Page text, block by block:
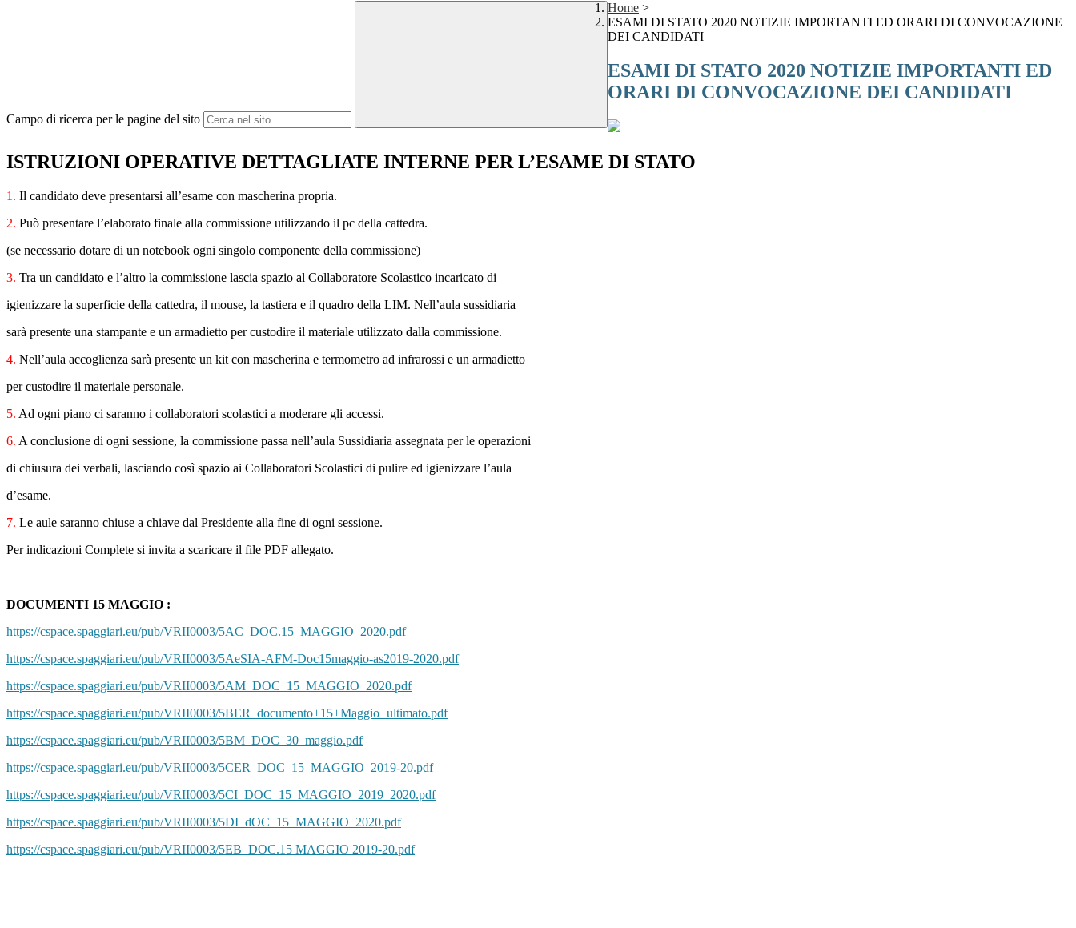
Campo di ricerca per le pagine del sito
Home >
ESAMI DI STATO 2020 NOTIZIE IMPORTANTI ED ORARI DI CONVOCAZIONE
DEI CANDIDATI
ESAMI DI STATO 2020 NOTIZIE IMPORTANTI ED
ORARI DI CONVOCAZIONE DEI CANDIDATI
ISTRUZIONI OPERATIVE DETTAGLIATE INTERNE PER L’ESAME DI STATO
1. Il candidato deve presentarsi all’esame con mascherina propria.
2. Può presentare l’elaborato finale alla commissione utilizzando il pc della cattedra.
(se necessario dotare di un notebook ogni singolo componente della commissione)
3. Tra un candidato e l’altro la commissione lascia spazio al Collaboratore Scolastico incaricato di
igienizzare la superficie della cattedra, il mouse, la tastiera e il quadro della LIM. Nell’aula sussidiaria
sarà presente una stampante e un armadietto per custodire il materiale utilizzato dalla commissione.
4. Nell’aula accoglienza sarà presente un kit con mascherina e termometro ad infrarossi e un armadietto
per custodire il materiale personale.
5. Ad ogni piano ci saranno i collaboratori scolastici a moderare gli accessi.
6. A conclusione di ogni sessione, la commissione passa nell’aula Sussidiaria assegnata per le operazioni
di chiusura dei verbali, lasciando così spazio ai Collaboratori Scolastici di pulire ed igienizzare l’aula
d’esame.
7. Le aule saranno chiuse a chiave dal Presidente alla fine di ogni sessione.
Per indicazioni Complete si invita a scaricare il file PDF allegato.
DOCUMENTI 15 MAGGIO :
https://cspace.spaggiari.eu/pub/VRII0003/5AC_DOC.15_MAGGIO_2020.pdf
https://cspace.spaggiari.eu/pub/VRII0003/5AeSIA-AFM-Doc15maggio-as2019-2020.pdf
https://cspace.spaggiari.eu/pub/VRII0003/5AM_DOC_15_MAGGIO_2020.pdf
https://cspace.spaggiari.eu/pub/VRII0003/5BER_documento+15+Maggio+ultimato.pdf
https://cspace.spaggiari.eu/pub/VRII0003/5BM_DOC_30_maggio.pdf
https://cspace.spaggiari.eu/pub/VRII0003/5CER_DOC_15_MAGGIO_2019-20.pdf
https://cspace.spaggiari.eu/pub/VRII0003/5CI_DOC_15_MAGGIO_2019_2020.pdf
https://cspace.spaggiari.eu/pub/VRII0003/5DI_dOC_15_MAGGIO_2020.pdf
https://cspace.spaggiari.eu/pub/VRII0003/5EB_DOC.15 MAGGIO 2019-20.pdf